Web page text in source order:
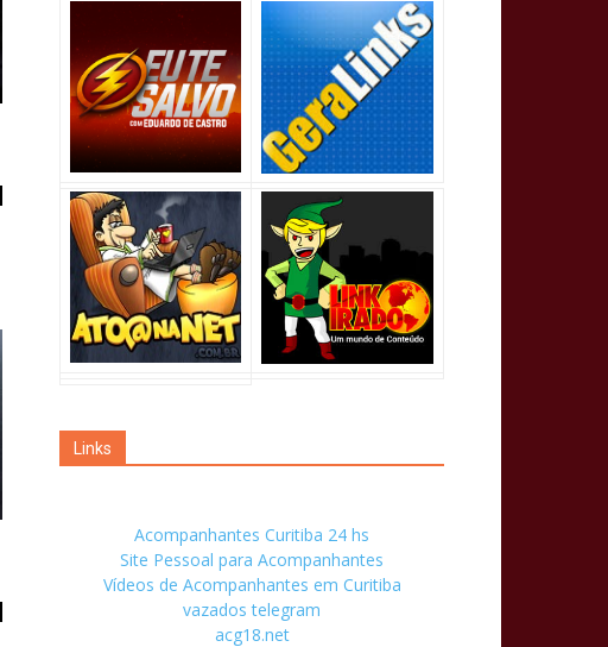
Links
Acompanhantes Curitiba 24 hs
Site Pessoal para Acompanhantes
Vídeos de Acompanhantes em Curitiba
vazados telegram
acg18.net